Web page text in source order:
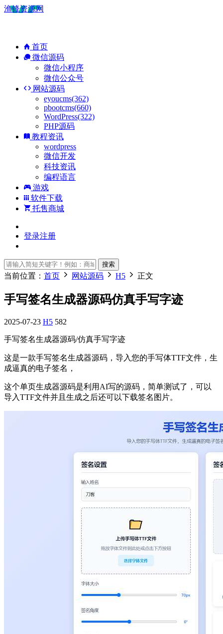
渔锋资源网
首页
微信源码
微信小程序
微信公众号
网站源码
eyoucms(362)
pbootcms(660)
WordPress(322)
PHP源码
教程资讯
wordpress
微信开发
科技资讯
编程语言
游戏
软件下载
托售商城
登录注册
搜索
当前位置： 首页 网站源码 H5 正文
手写签名生成器源码仿真手写字迹
2025-07-23 H5 582
手写签名生成器源码/仿真手写字迹
这是一款手写签名生成器源码，导入您的手写体TTF文件，生
成逼真的电子签名，
这个单页生成器源码是利用AI写的源码，简单测试了，可以
导入TTF文件并且生成之后还可以下载签名图片。